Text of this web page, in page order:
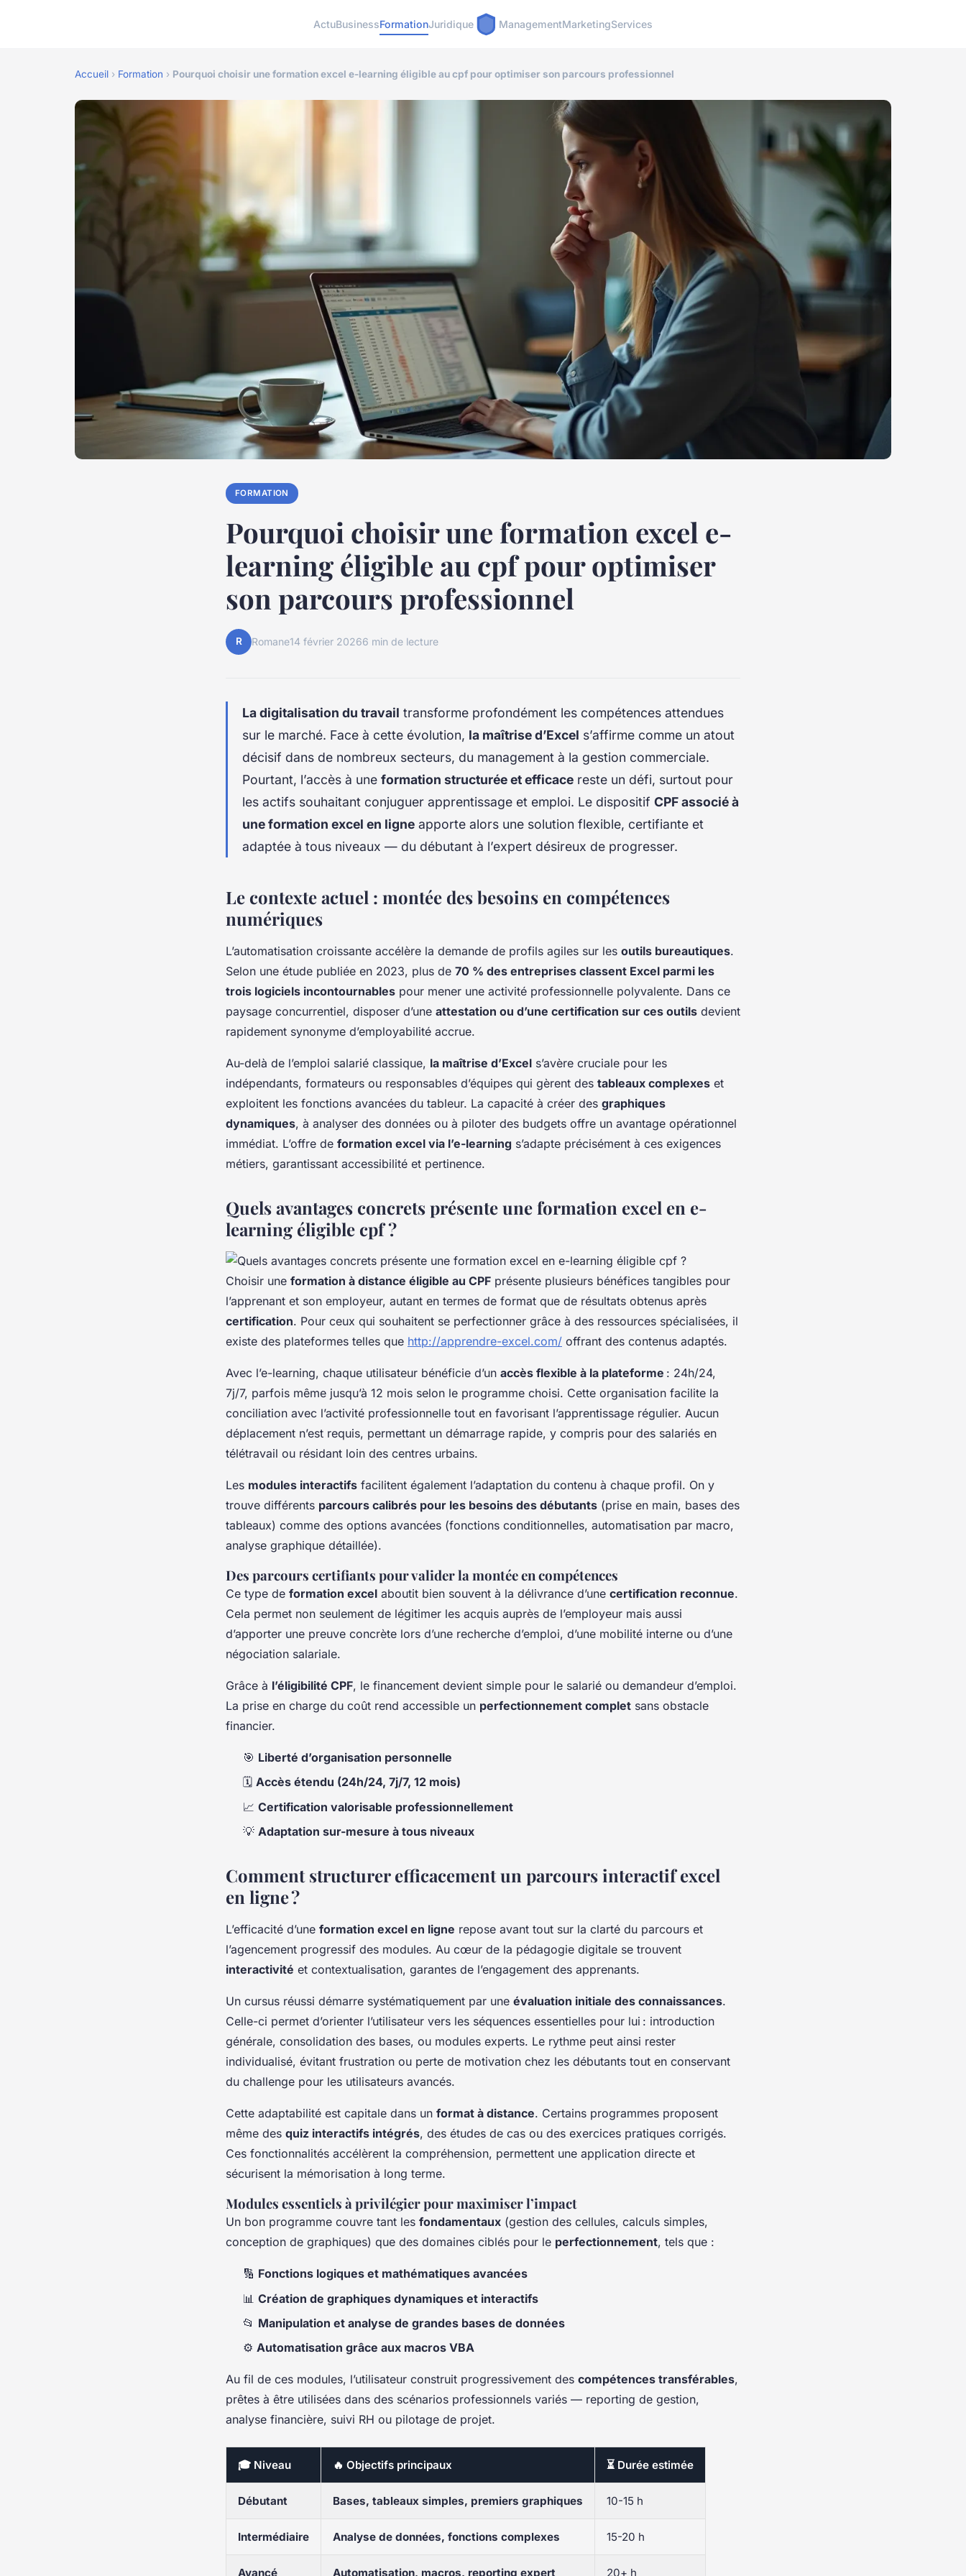
ActuBusinessFormationJuridique ManagementMarketingServices
Accueil › Formation › Pourquoi choisir une formation excel e-learning éligible au cpf pour optimiser son parcours professionnel
FORMATION
Pourquoi choisir une formation excel e-
learning éligible au cpf pour optimiser
son parcours professionnel
R Romane14 février 20266 min de lecture
La digitalisation du travail transforme profondément les compétences attendues
sur le marché. Face à cette évolution, la maîtrise d’Excel s’affirme comme un atout
décisif dans de nombreux secteurs, du management à la gestion commerciale.
Pourtant, l’accès à une formation structurée et efficace reste un défi, surtout pour
les actifs souhaitant conjuguer apprentissage et emploi. Le dispositif CPF associé à
une formation excel en ligne apporte alors une solution flexible, certifiante et
adaptée à tous niveaux — du débutant à l’expert désireux de progresser.
Le contexte actuel : montée des besoins en compétences
numériques
L’automatisation croissante accélère la demande de profils agiles sur les outils bureautiques.
Selon une étude publiée en 2023, plus de 70 % des entreprises classent Excel parmi les
trois logiciels incontournables pour mener une activité professionnelle polyvalente. Dans ce
paysage concurrentiel, disposer d’une attestation ou d’une certification sur ces outils devient
rapidement synonyme d’employabilité accrue.
Au-delà de l’emploi salarié classique, la maîtrise d’Excel s’avère cruciale pour les
indépendants, formateurs ou responsables d’équipes qui gèrent des tableaux complexes et
exploitent les fonctions avancées du tableur. La capacité à créer des graphiques
dynamiques, à analyser des données ou à piloter des budgets offre un avantage opérationnel
immédiat. L’offre de formation excel via l’e-learning s’adapte précisément à ces exigences
métiers, garantissant accessibilité et pertinence.
Quels avantages concrets présente une formation excel en e-
learning éligible cpf ?
Choisir une formation à distance éligible au CPF présente plusieurs bénéfices tangibles pour
l’apprenant et son employeur, autant en termes de format que de résultats obtenus après
certification. Pour ceux qui souhaitent se perfectionner grâce à des ressources spécialisées, il
existe des plateformes telles que http://apprendre-excel.com/ offrant des contenus adaptés.
Avec l’e-learning, chaque utilisateur bénéficie d’un accès flexible à la plateforme : 24h/24,
7j/7, parfois même jusqu’à 12 mois selon le programme choisi. Cette organisation facilite la
conciliation avec l’activité professionnelle tout en favorisant l’apprentissage régulier. Aucun
déplacement n’est requis, permettant un démarrage rapide, y compris pour des salariés en
télétravail ou résidant loin des centres urbains.
Les modules interactifs facilitent également l’adaptation du contenu à chaque profil. On y
trouve différents parcours calibrés pour les besoins des débutants (prise en main, bases des
tableaux) comme des options avancées (fonctions conditionnelles, automatisation par macro,
analyse graphique détaillée).
Des parcours certifiants pour valider la montée en compétences
Ce type de formation excel aboutit bien souvent à la délivrance d’une certification reconnue.
Cela permet non seulement de légitimer les acquis auprès de l’employeur mais aussi
d’apporter une preuve concrète lors d’une recherche d’emploi, d’une mobilité interne ou d’une
négociation salariale.
Grâce à l’éligibilité CPF, le financement devient simple pour le salarié ou demandeur d’emploi.
La prise en charge du coût rend accessible un perfectionnement complet sans obstacle
financier.
🎯 Liberté d’organisation personnelle
🗓️ Accès étendu (24h/24, 7j/7, 12 mois)
📈 Certification valorisable professionnellement
💡 Adaptation sur-mesure à tous niveaux
Comment structurer efficacement un parcours interactif excel
en ligne ?
L’efficacité d’une formation excel en ligne repose avant tout sur la clarté du parcours et
l’agencement progressif des modules. Au cœur de la pédagogie digitale se trouvent
interactivité et contextualisation, garantes de l’engagement des apprenants.
Un cursus réussi démarre systématiquement par une évaluation initiale des connaissances.
Celle-ci permet d’orienter l’utilisateur vers les séquences essentielles pour lui : introduction
générale, consolidation des bases, ou modules experts. Le rythme peut ainsi rester
individualisé, évitant frustration ou perte de motivation chez les débutants tout en conservant
du challenge pour les utilisateurs avancés.
Cette adaptabilité est capitale dans un format à distance. Certains programmes proposent
même des quiz interactifs intégrés, des études de cas ou des exercices pratiques corrigés.
Ces fonctionnalités accélèrent la compréhension, permettent une application directe et
sécurisent la mémorisation à long terme.
Modules essentiels à privilégier pour maximiser l’impact
Un bon programme couvre tant les fondamentaux (gestion des cellules, calculs simples,
conception de graphiques) que des domaines ciblés pour le perfectionnement, tels que :
🔢 Fonctions logiques et mathématiques avancées
📊 Création de graphiques dynamiques et interactifs
📂 Manipulation et analyse de grandes bases de données
⚙️ Automatisation grâce aux macros VBA
Au fil de ces modules, l’utilisateur construit progressivement des compétences transférables,
prêtes à être utilisées dans des scénarios professionnels variés — reporting de gestion,
analyse financière, suivi RH ou pilotage de projet.
🎓 Niveau 🔥 Objectifs principaux ⏳ Durée estimée
Débutant Bases, tableaux simples, premiers graphiques 10-15 h
Intermédiaire Analyse de données, fonctions complexes 15-20 h
Avancé Automatisation, macros, reporting expert 20+ h